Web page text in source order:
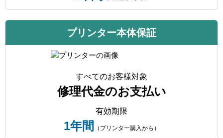
プリンター本体保証
すべてのお客様対象
修理代金のお支払い
有効期限
1年間 （プリンター購入から）